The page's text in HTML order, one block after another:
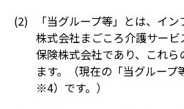
「当グループ等」とは、イ
株式会社まごころ介護サービ
保険株式会社であり、これ
ます。（現在の「当グルー
※4）です。）